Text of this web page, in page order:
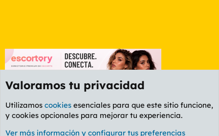
Etiquetas
Valoramos tu privacidad
Utilizamos cookies esenciales para que este sitio funcione,
y cookies opcionales para mejorar tu experiencia.
Ver más información y configurar tus preferencias